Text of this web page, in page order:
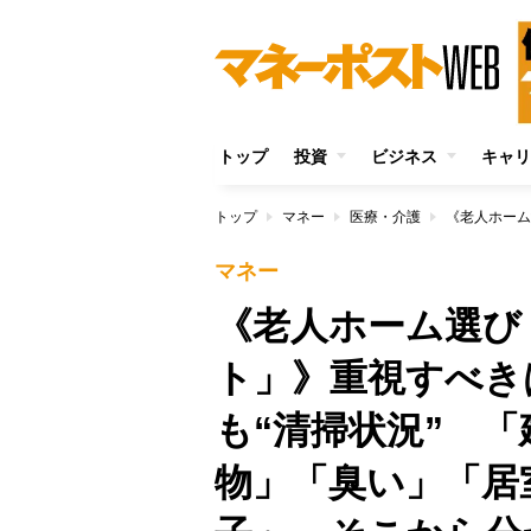
トップ 投資 ビジネス キャ
トップ マネー 医療・介護
マネー
《老人ホーム選
ト」》重視すべ
も“清掃状況” 「
物」「臭い」「